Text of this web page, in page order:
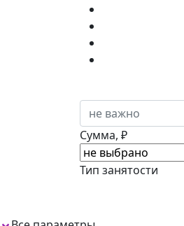
Сумма, ₽
Тип занятости